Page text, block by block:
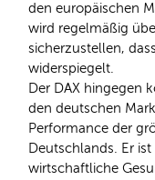
den europäischen
wird regelmäßig
sicherzustellen,
widerspiegelt.
Der DAX hingegen
den deutschen
Performance der
Deutschlands. Er
wirtschaftliche